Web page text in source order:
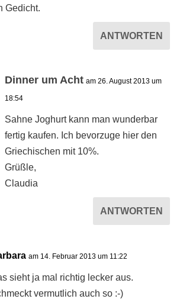
Gedicht.
ANTWORTEN
Dinner um Acht am 26. August 2013 um
18:54
Sahne Joghurt kann man wunderbar
fertig kaufen. Ich bevorzuge hier den
Griechischen mit 10%.
Grüßle,
Claudia
ANTWORTEN
am 14. Februar 2013 um 11:22
sieht ja mal richtig lecker aus.
vermutlich auch so :-)